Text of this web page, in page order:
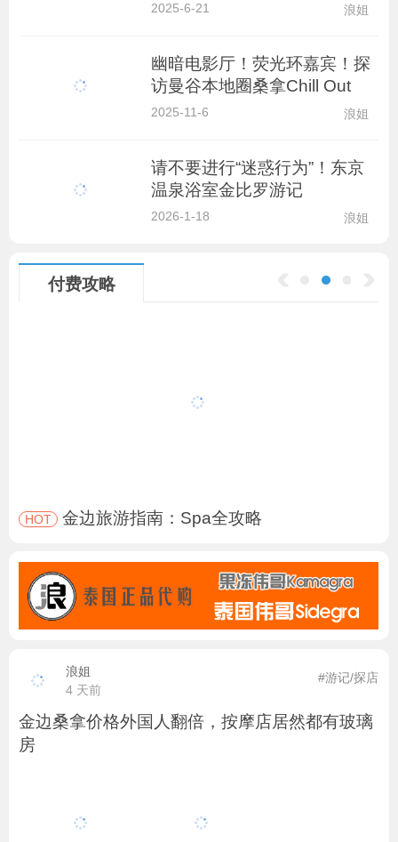
2025-6-21 浪姐
幽暗电影厅！荧光环嘉宾！探
访曼谷本地圈桑拿Chill Out
2025-11-6 浪姐
请不要进行“迷惑行为”！东京
温泉浴室金比罗游记
2026-1-18 浪姐
付费攻略
HOT 金边旅游指南：Spa全攻略
浪姐
4 天前
#游记/探店
金边桑拿价格外国人翻倍，按摩店居然都有玻璃
房